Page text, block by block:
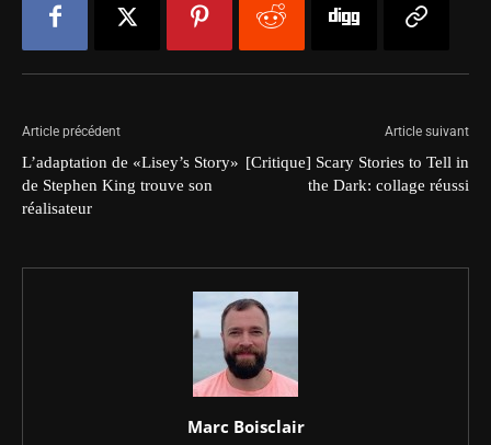
Article précédent
L’adaptation de «Lisey’s Story»
de Stephen King trouve son
réalisateur
Article suivant
[Critique] Scary Stories to Tell in
the Dark: collage réussi
Marc Boisclair